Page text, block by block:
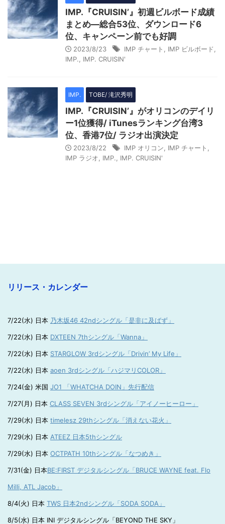
IMP.『CRUISIN’』初週ビルボード成績
まとめ―総合53位、ダウンロード6
位、キャンペーン前でも好調
2023/8/23 IMP チャート IMP ビルボード
IMP.
IMP. CRUISIN'
IMP. TOBE/ 滝沢秀明
IMP.『CRUISIN’』がオリコンのデイリ
ー1位獲得/ iTunesランキング台湾3
位、香港7位/ ラジオ出演決定
2023/8/22 IMP オリコン IMP チャート
IMP ラジオ
IMP. IMP. CRUISIN'
リリース・カレンダー
7/22(水) 日本 乃木坂46 42ndシングル「是非に及ばず」
7/22(水) 日本 DXTEEN 7thシングル「Wanna」
7/22(水) 日本 STARGLOW 3rdシングル「Drivin’ My Life」
7/22(水) 日本 aoen 3rdシングル「ハジマリCOLOR」
7/24(金) 米国 JO1 「WHATCHA DOIN」先行配信
7/27(月) 日本 CLASS SEVEN 3rdシングル「アイノーヒーロー」
7/29(水) 日本 timelesz 29thシングル「消えない花火」
7/29(水) 日本 ATEEZ 日本5thシングル
7/29(水) 日本 OCTPATH 10thシングル「なつめき」
7/31(金) 日本BE:FIRST デジタルシングル「BRUCE WAYNE feat. Flo
Milli, ATL Jacob」
8/4(火) 日本 TWS 日本2ndシングル「SODA SODA」
8/5(水) 日本 INI デジタルシングル「BEYOND THE SKY」